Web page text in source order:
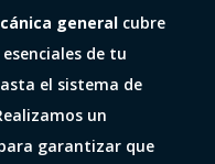
generalcubre
de tu
el sistema de
un
garantizar que